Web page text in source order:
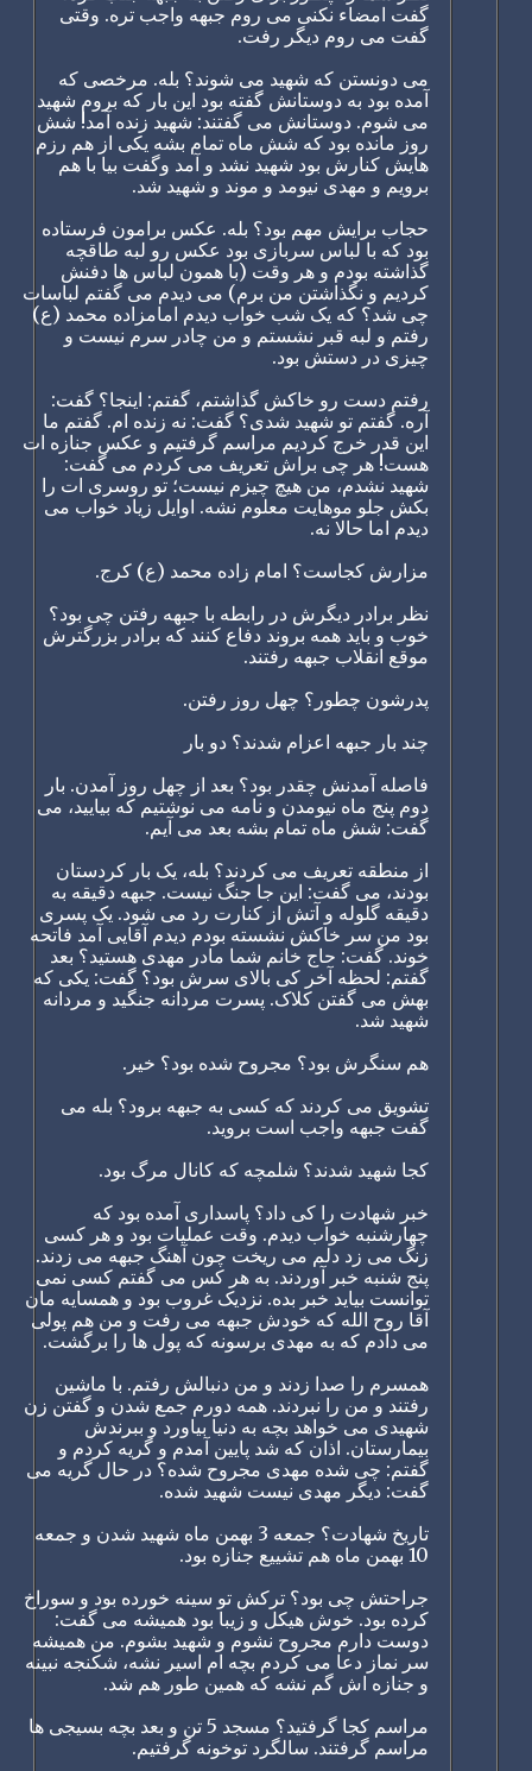
گفت امضاء نکنی می روم جبهه واجب تره. وقتی
گفت می روم دیگر رفت.
می دونستن که شهید می شوند؟ بله. مرخصی که
آمده بود به دوستانش گفته بود این بار که بروم شهید
می شوم. دوستانش می گفتند: شهید زنده آمد! شش
روز مانده بود که شش ماه تمام بشه یکی از هم رزم
هایش کنارش بود شهید نشد و آمد وگفت بیا با هم
برویم و مهدی نیومد و موند و شهید شد.
حجاب برایش مهم بود؟ بله. عکس برامون فرستاده
بود که با لباس سربازی بود عکس رو لبه طاقچه
گذاشته بودم و هر وقت (با همون لباس ها دفنش
کردیم و نگذاشتن من برم) می دیدم می گفتم لباسات
چی شد؟ که یک شب خواب دیدم امامزاده محمد (ع)
رفتم و لبه قبر نشستم و من چادر سرم نیست و
چیزی در دستش بود.
رفتم دست رو خاکش گذاشتم، گفتم: اینجا؟ گفت:
آره. گفتم تو شهید شدی؟ گفت: نه زنده ام. گفتم ما
این قدر خرج کردیم مراسم گرفتیم و عکس جنازه ات
هست! هر چی براش تعریف می کردم می گفت:
شهید نشدم، من هیچ چیزم نیست؛ تو روسری ات را
بکش جلو موهایت معلوم نشه. اوایل زیاد خواب می
دیدم اما حالا نه.
مزارش کجاست؟ امام زاده محمد (ع) کرج.
نظر برادر دیگرش در رابطه با جبهه رفتن چی بود؟
خوب و باید همه بروند دفاع کنند که برادر بزرگترش
موقع انقلاب جبهه رفتند.
پدرشون چطور؟ چهل روز رفتن.
چند بار جبهه اعزام شدند؟ دو بار
فاصله آمدنش چقدر بود؟ بعد از چهل روز آمدن. بار
دوم پنج ماه نیومدن و نامه می نوشتیم که بیایید، می
گفت: شش ماه تمام بشه بعد می آیم.
از منطقه تعریف می کردند؟ بله، یک بار کردستان
بودند، می گفت: این جا جنگ نیست. جبهه دقیقه به
دقیقه گلوله و آتش از کنارت رد می شود. یک پسری
بود من سر خاکش نشسته بودم دیدم آقایی آمد فاتحه
خوند. گفت: حاج خانم شما مادر مهدی هستید؟ بعد
گفتم: لحظه آخر کی بالای سرش بود؟ گفت: یکی که
بهش می گفتن کلاک. پسرت مردانه جنگید و مردانه
شهید شد.
هم سنگرش بود؟ مجروح شده بود؟ خیر.
تشویق می کردند که کسی به جبهه برود؟ بله می
گفت جبهه واجب است بروید.
کجا شهید شدند؟ شلمچه که کانال مرگ بود.
خبر شهادت را کی داد؟ پاسداری آمده بود که
چهارشنبه خواب دیدم. وقت عملیات بود و هر کسی
زنگ می زد دلم می ریخت چون آهنگ جبهه می زدند.
پنج شنبه خبر آوردند. به هر کس می گفتم کسی نمی
توانست بیاید خبر بده. نزدیک غروب بود و همسایه مان
آقا روح الله که خودش جبهه می رفت و من هم پولی
می دادم که به مهدی برسونه که پول ها را برگشت.
همسرم را صدا زدند و من دنبالش رفتم. با ماشین
رفتند و من را نبردند. همه دورم جمع شدن و گفتن زن
شهیدی می خواهد بچه به دنیا بیاورد و ببرندش
بیمارستان. اذان که شد پایین آمدم و گریه کردم و
گفتم: چی شده مهدی مجروح شده؟ در حال گریه می
گفت: دیگر مهدی نیست شهید شده.
تاریخ شهادت؟ جمعه 3 بهمن ماه شهید شدن و جمعه
10 بهمن ماه هم تشییع جنازه بود.
جراحتش چی بود؟ ترکش تو سینه خورده بود و سوراخ
کرده بود. خوش هیکل و زیبا بود همیشه می گفت:
دوست دارم مجروح نشوم و شهید بشوم. من همیشه
سر نماز دعا می کردم بچه ام اسیر نشه، شکنجه نبینه
و جنازه اش گم نشه که همین طور هم شد.
مراسم کجا گرفتید؟ مسجد 5 تن و بعد بچه بسیجی ها
مراسم گرفتند. سالگرد توخونه گرفتیم.